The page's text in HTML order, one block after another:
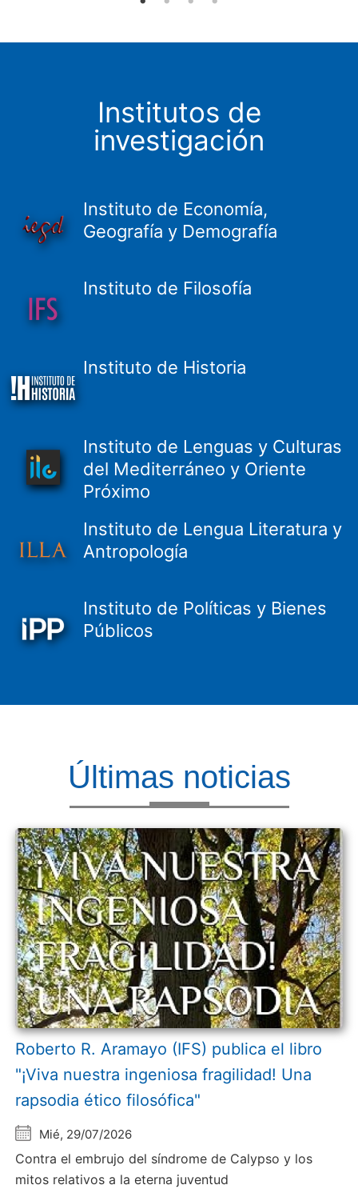
Institutos de
investigación
Instituto de Economía,
Geografía y Demografía
Instituto de Filosofía
Instituto de Historia
Instituto de Lenguas y Culturas
del Mediterráneo y Oriente
Próximo
Instituto de Lengua Literatura y
Antropología
Instituto de Políticas y Bienes
Públicos
Últimas noticias
Roberto R. Aramayo (IFS) publica el libro
"¡Viva nuestra ingeniosa fragilidad! Una
rapsodia ético filosófica"
Mié, 29/07/2026
Contra el embrujo del síndrome de Calypso y los
mitos relativos a la eterna juventud